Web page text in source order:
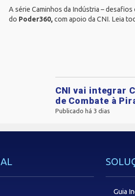
A série Caminhos da Indústria –
do Poder360,com apoio da CNI. Leia
CNI vai integrar
de Combate à
Publicado há 3 dias
Guia